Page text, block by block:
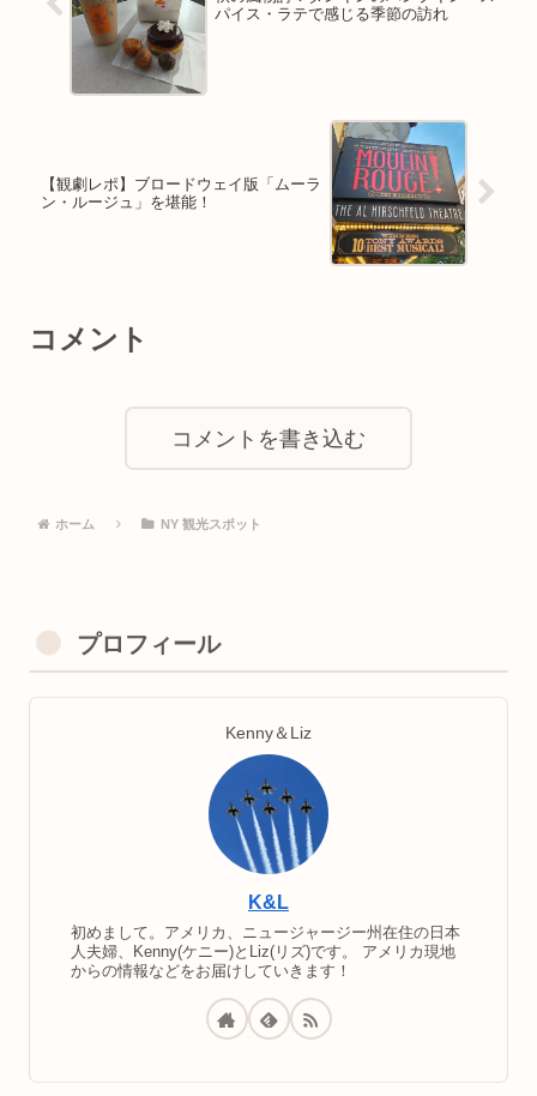
パイス・ラテで感じる季節の訪れ
【観劇レポ】ブロードウェイ版「ムーラ
ン・ルージュ」を堪能！
コメント
コメントを書き込む
ホーム NY 観光スポット
プロフィール
Kenny＆Liz
K&L
初めまして。アメリカ、ニュージャージー州在住の日本
人夫婦、Kenny(ケニー)とLiz(リズ)です。 アメリカ現地
からの情報などをお届けしていきます！